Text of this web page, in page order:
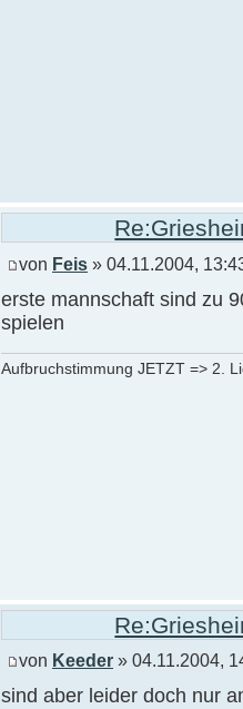
von Feis » 04.11.2004,
erste mannschaft sind zu
spielen
Aufbruchstimmung JETZT => 2.
von Keeder » 04.11.2004,
sind aber leider doch nur